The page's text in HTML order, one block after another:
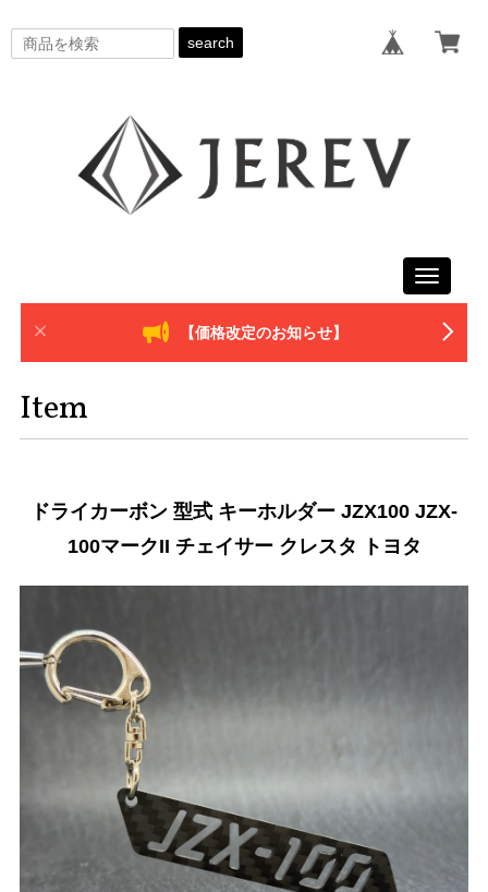
search
Toggle
【価格改定のお知らせ】
Item
ドライカーボン 型式 キーホルダー JZX100 JZX-
100マークII チェイサー クレスタ トヨタ